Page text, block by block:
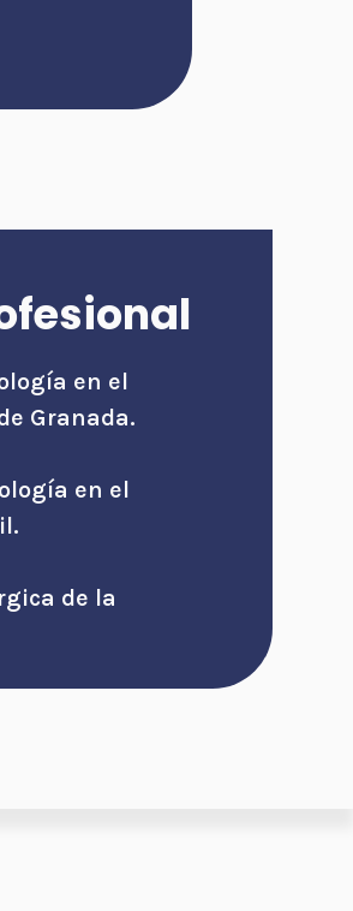
en el
Granada.
en el
de la